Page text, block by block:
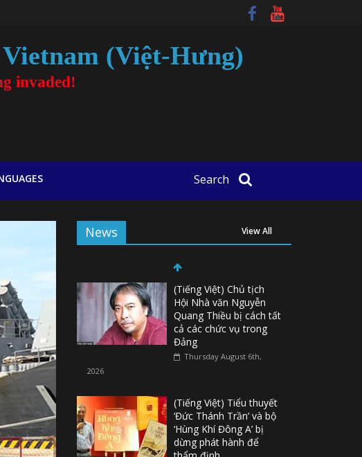
(Việt-Hưng)
invaded!
Search
News View All
(Tiếng Việt) Chủ tịch
Hội Nhà văn Nguyễn
Quang Thiều bị cách tất
cả các chức vụ trong
Đảng
Thursday August 6th,
2026
(Tiếng Việt) Tiểu thuyết
‘Đức Thánh Trần’ và bộ
‘Hùng Khí Đông A’ bị
dừng phát hành để